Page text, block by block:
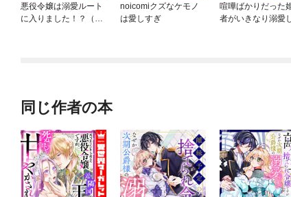
悪役令嬢は溺愛ルート
に入りました！？（コ
noicomiクズなケモノ
は愛しすぎ
喧嘩ばかりだった
者がいきなり溺愛
同じ作者の本